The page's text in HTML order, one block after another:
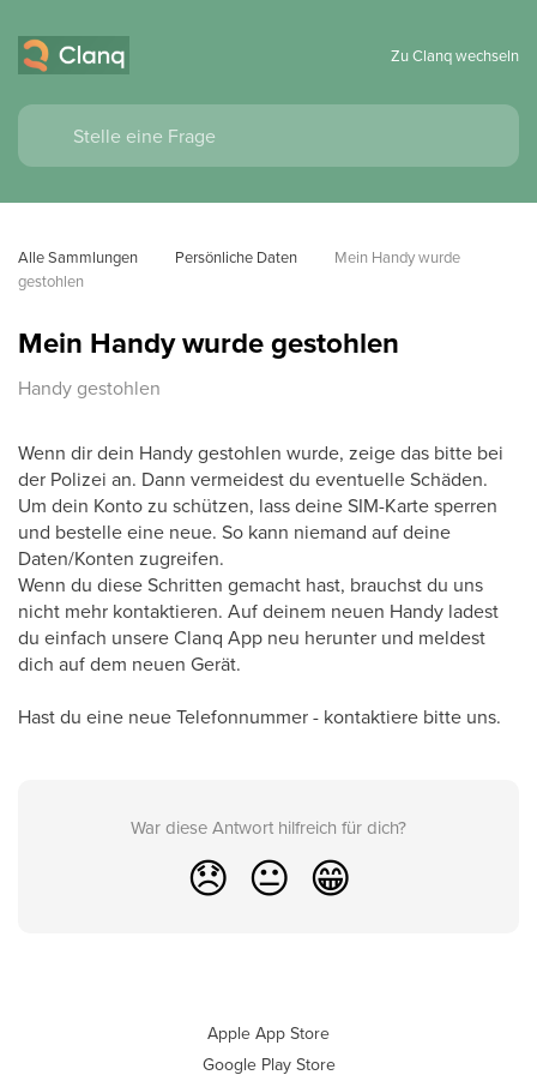
Zu Clanq wechseln
Alle Sammlungen Persönliche Daten
Mein Handy wurde
gestohlen
Mein Handy wurde gestohlen
Handy gestohlen
Wenn dir dein Handy gestohlen wurde, zeige das bitte bei
der Polizei an. Dann vermeidest du eventuelle Schäden.
Um dein Konto zu schützen, lass deine SIM-Karte sperren
und bestelle eine neue. So kann niemand auf deine
Daten/Konten zugreifen.
Wenn du diese Schritten gemacht hast, brauchst du uns
nicht mehr kontaktieren. Auf deinem neuen Handy ladest
du einfach unsere Clanq App neu herunter und meldest
dich auf dem neuen Gerät.
Hast du eine neue Telefonnummer - kontaktiere bitte uns.
War diese Antwort hilfreich für dich?
😞 😐 😁
Apple App Store
Google Play Store